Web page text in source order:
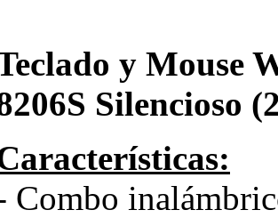
y Mouse
Silencioso
Combo